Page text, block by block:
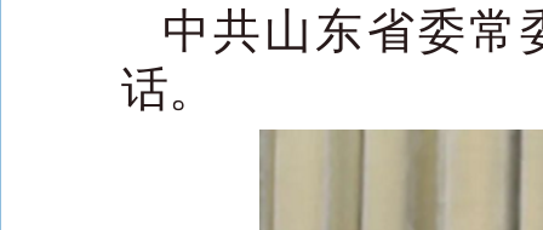
中共山东省委常
话。